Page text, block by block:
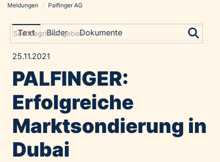
Grayling Agentur
Alawyer
Amadeus Austrian Music Awards
Constantia Flexibles
Costa Kreuzfahrten
Emirates
Meldungen / Palfinger AG
Text Bilder Dokumente
25.11.2021
PALFINGER:
Erfolgreiche
Marktsondierung in
Dubai